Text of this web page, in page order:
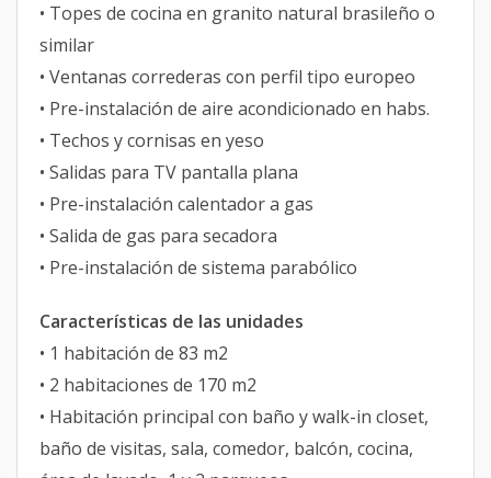
• Topes de cocina en granito natural brasileño o
similar
• Ventanas correderas con perfil tipo europeo
• Pre-instalación de aire acondicionado en habs.
• Techos y cornisas en yeso
• Salidas para TV pantalla plana
• Pre-instalación calentador a gas
• Salida de gas para secadora
• Pre-instalación de sistema parabólico
Características de las unidades
• 1 habitación de 83 m2
• 2 habitaciones de 170 m2
• Habitación principal con baño y walk-in closet,
baño de visitas, sala, comedor, balcón, cocina,